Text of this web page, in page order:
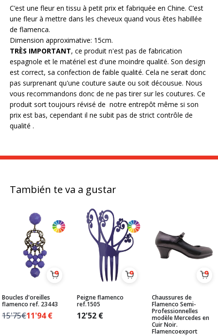
C’est une fleur en tissu à petit prix et fabriquée en Chine. C’est
une fleur à mettre dans les cheveux quand vous êtes habillée
de flamenca.
Dimension approximative: 15cm.
TRÈS IMPORTANT, ce produit n'est pas de fabrication
espagnole et le matériel est d'une moindre qualité. Son design
est correct, sa confection de faible qualité. Cela ne serait donc
pas surprenant qu'une couture saute ou soit décousue. Nous
vous recommandons donc de ne pas tirer sur les coutures. Ce
produit sort toujours révisé de notre entrepôt même si son
prix est bas, cependant il ne subit pas de strict contrôle de
qualité .
También te va a gustar
Boucles d'oreilles
flamenco ref. 23443
15'75€11'94€
Peigne flamenco
ref.1505
12'52 €
Chaussures de
Flamenco Semi-
Professionnelles
modèle Mercedes en
Cuir Noir.
Flamencoexport